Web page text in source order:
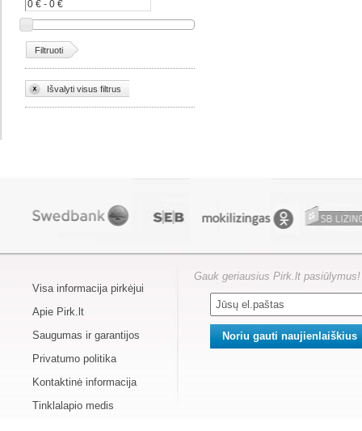
Filtruoti
Išvalyti visus filtrus
Visa informacija pirkėjui
Apie Pirk.lt
Saugumas ir garantijos
Privatumo politika
Kontaktinė informacija
Tinklalapio medis
Gauk geriausius Pirk.lt pasiūlymus!